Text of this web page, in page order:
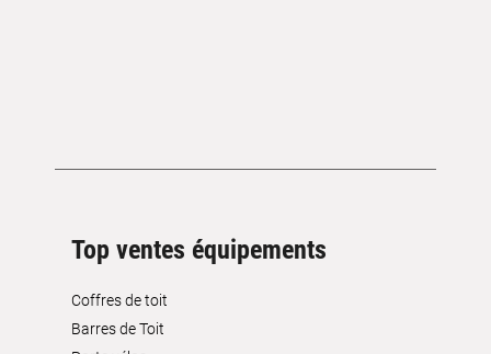
Top ventes équipements
Coffres de toit
Barres de Toit